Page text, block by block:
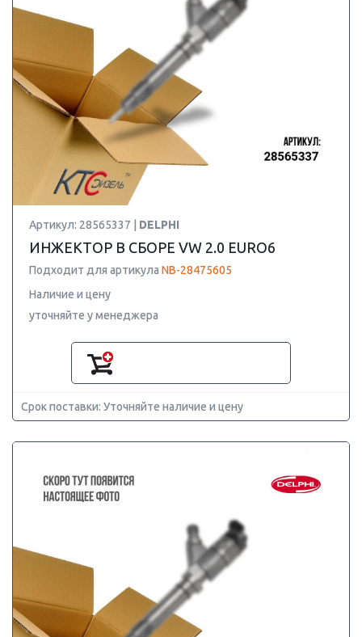
Артикул: 28565337 | DELPHI
ИНЖЕКТОР В СБОРЕ VW 2.0 EURO6
Подходит для артикула NB-28475605
Наличие и цену
уточняйте у менеджера
Срок поставки: Уточняйте наличие и цену